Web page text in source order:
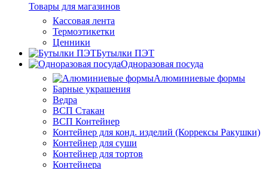
Товары для магазинов
Кассовая лента
Термоэтикетки
Ценники
Бутылки ПЭТ
Одноразовая посуда
Алюминиевые формы
Барные украшения
Ведра
ВСП Стакан
ВСП Контейнер
Контейнер для конд. изделий (Коррексы Ракушки)
Контейнер для суши
Контейнер для тортов
Контейнера